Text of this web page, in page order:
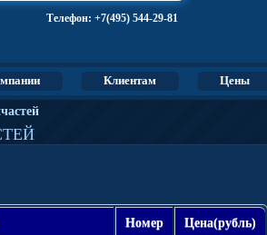
Телефон: +7(495) 544-29-81
Клиентам Цены
Номер Цена(рубль)